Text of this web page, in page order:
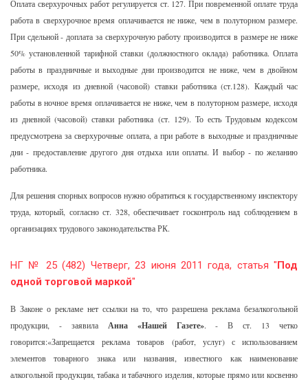
Оплата сверхурочных работ регулируется ст. 127. При повременной оплате труда
работа в сверхурочное время оплачивается не ниже, чем в полуторном размере.
При сдельной - доплата за сверхурочную работу производится в размере не ниже
50% установленной тарифной ставки (должностного оклада) работника. Оплата
работы в праздничные и выходные дни производится не ниже, чем в двойном
размере, исходя из дневной (часовой) ставки работника (ст.128). Каждый час
работы в ночное время оплачивается не ниже, чем в полуторном размере, исходя
из дневной (часовой) ставки работника (ст. 129). То есть Трудовым кодексом
предусмотрена за сверхурочные оплата, а при работе в выходные и праздничные
дни - предоставление другого дня отдыха или оплаты. И выбор - по желанию
работника.
Для решения спорных вопросов нужно обратиться к государственному инспектору
труда, который, согласно ст. 328, обеспечивает госконтроль над соблюдением в
организациях трудового законодательства РК.
НГ № 25 (482) Четверг, 23 июня 2011 года, статья "Под
одной торговой маркой"
В Законе о рекламе нет ссылки на то, что разрешена реклама безалкогольной
продукции, - заявила Анна «Нашей Газете». - В ст. 13 четко
говорится:«Запрещается реклама товаров (работ, услуг) с использованием
элементов товарного знака или названия, известного как наименование
алкогольной продукции, табака и табачного изделия, которые прямо или косвенно